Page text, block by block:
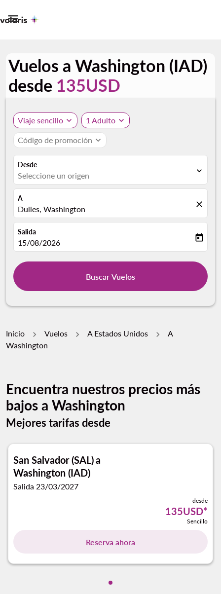

Vuelos a Washington (IAD)
desde 135USD
Viaje sencillo expand_more 1 Adulto expand_more
Código de promoción expand_more
Desde
Seleccione un origen expand_more
A
Dulles, Washington close
Salida
fc-booking-departure-date-aria-label
15/08/2026 today
Buscar Vuelos
Inicio Vuelos A Estados Unidos
A
Washington
Encuentra nuestros precios más
bajos a Washington
Mejores tarifas desde
San Salvador (SAL)a
Washington (IAD)
Salida 23/03/2027
desde
135USD*
Sencillo
Reserva ahora
Mostrando cmp-pagination-